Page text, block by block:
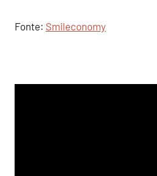
Fonte: Smileconomy